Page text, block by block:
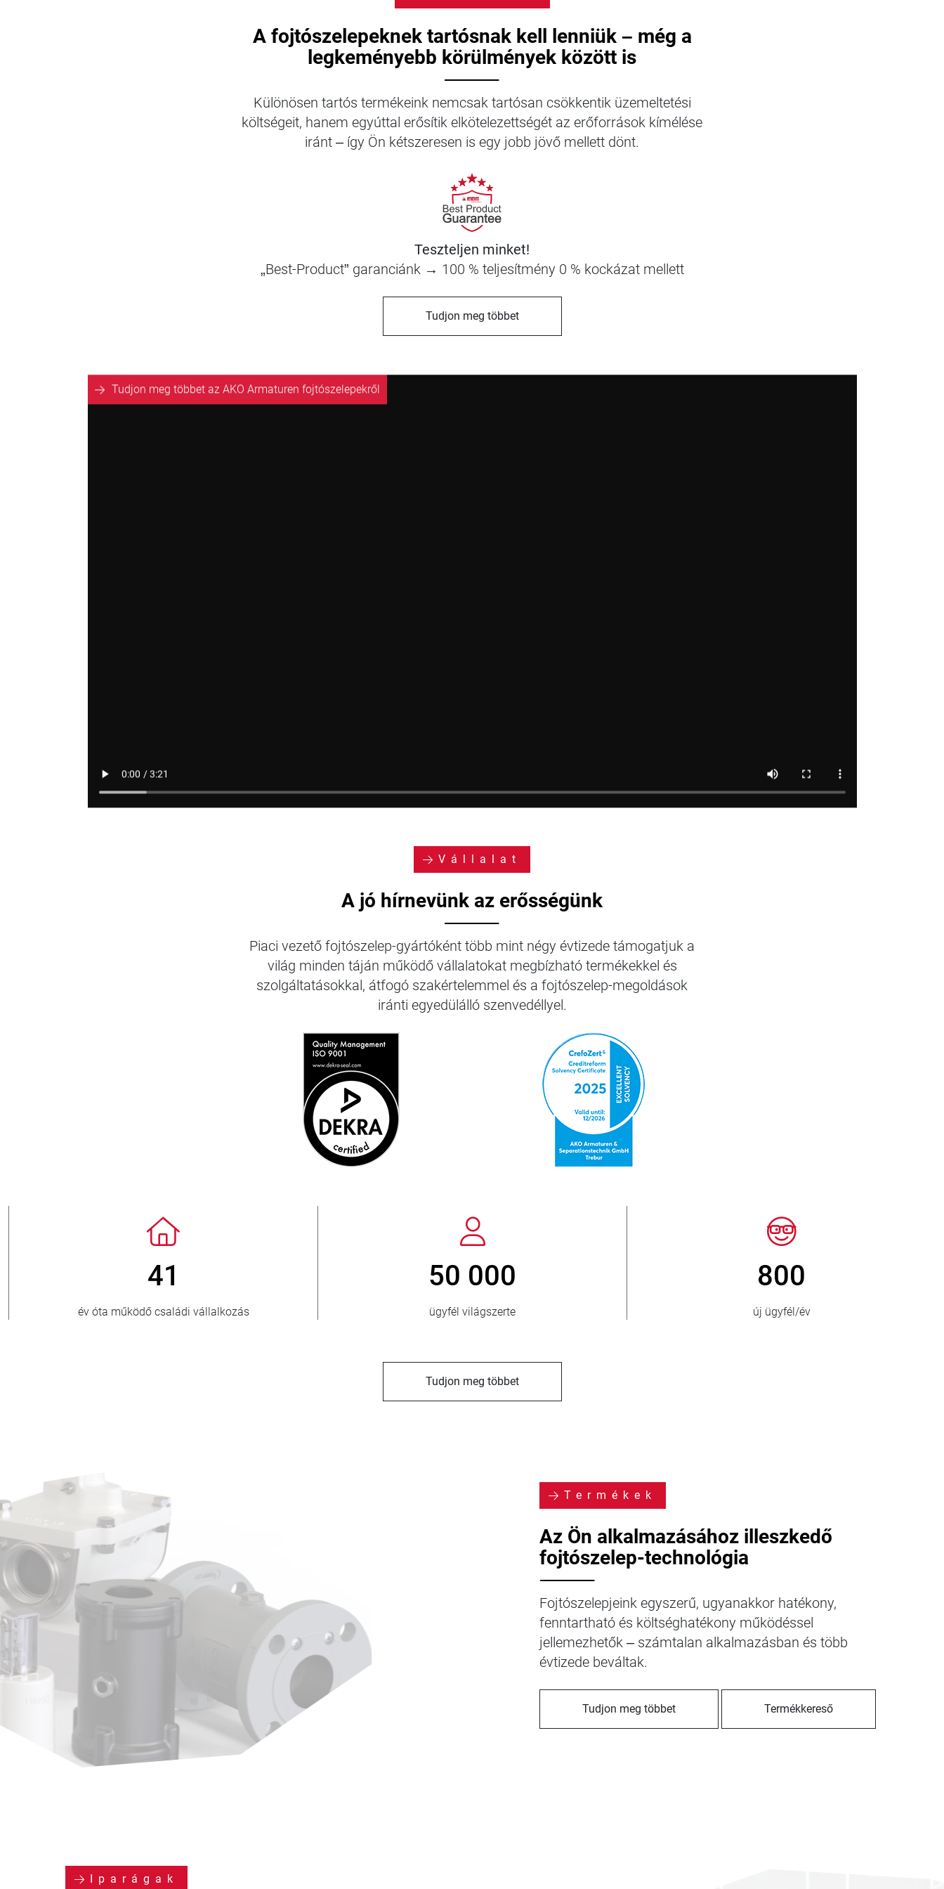
A fojtószelepeknek tartósnak kell lenniük – még a
legkeményebb körülmények között is
⸻
Különösen tartós termékeink nemcsak tartósan csökkentik üzemeltetési
költségeit, hanem egyúttal erősítik elkötelezettségét az erőforrások kímélése
iránt – így Ön kétszeresen is egy jobb jövő mellett dönt.
Teszteljen minket!
„Best-Product” garanciánk → 100 % teljesítmény 0 % kockázat mellett
Tudjon meg többet
Tudjon meg többet az AKO Armaturen fojtószelepekről
Vállalat
A jó hírnevünk az erősségünk
⸻
Piaci vezető fojtószelep-gyártóként több mint négy évtizede támogatjuk a
világ minden táján működő vállalatokat megbízható termékekkel és
szolgáltatásokkal, átfogó szakértelemmel és a fojtószelep-megoldások
iránti egyedülálló szenvedéllyel.
41
év óta működő családi vállalkozás
50 000
ügyfél világszerte
800
új ügyfél/év
Tudjon meg többet
Termékek
Az Ön alkalmazásához illeszkedő
fojtószelep-technológia
⸻
Fojtószelepjeink egyszerű, ugyanakkor hatékony,
fenntartható és költséghatékony működéssel
jellemezhetők – számtalan alkalmazásban és több
évtizede beváltak.
Tudjon meg többet Termékkereső
Iparágak